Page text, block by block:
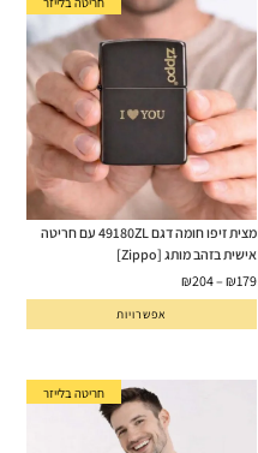
מצית זיפו חומה דגם 49180ZL עם חריטה
אישית בזהב מותג [Zippo]
₪179
–
₪204
אפשרויות
חריטה בלייזר